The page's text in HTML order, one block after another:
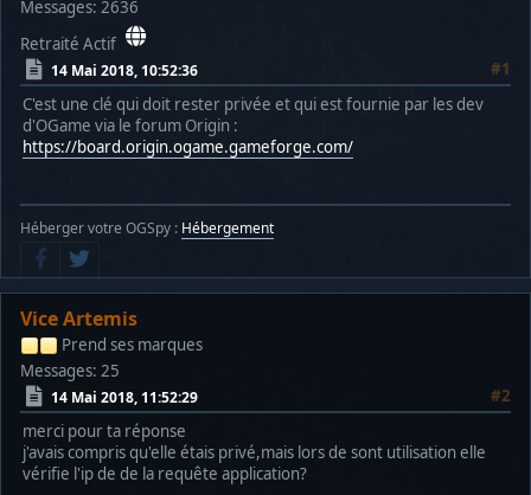
Messages: 2636
Retraité Actif
14 Mai 2018, 10:52:36
#1
C'est une clé qui doit rester privée et qui est fournie par les dev
d'OGame via le forum Origin :
https://board.origin.ogame.gameforge.com/
Héberger votre OGSpy : Hébergement
Vice Artemis
Prend ses marques
Messages: 25
14 Mai 2018, 11:52:29
#2
merci pour ta réponse
j'avais compris qu'elle étais privé,mais lors de sont utilisation elle
vérifie l'ip de de la requête application?